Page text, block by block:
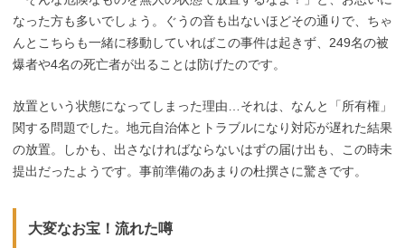
なった方も多いでしょう。ぐうの音も出ないほどその通りで、ちゃ
んとこちらも一緒に移動していればこの事件は起きず、249名の被
爆者や4名の死亡者が出ることは防げたのです。
放置という状態になってしまった理由…それは、なんと「所有権」
関する問題でした。地元自治体とトラブルになり対応が遅れた結果
の放置。しかも、出さなければならないはずの届け出も、この時未
提出だったようです。事前準備のあまりの杜撰さに驚きです。
大変なお宝！流れた噂